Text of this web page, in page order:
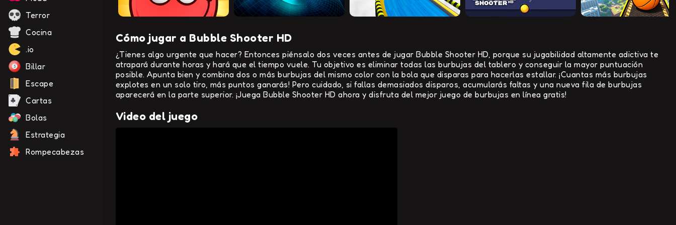
Terror
Cocina
.io
Billar
Escape
Cartas
Bolas
Estrategia
Rompecabezas
Cómo jugar a Bubble Shooter HD
¿Tienes algo urgente que hacer? Entonces piénsalo dos veces antes de jugar Bubble Shooter HD, porque su jugabilidad altamente adictiva te
atrapará durante horas y hará que el tiempo vuele. Tu objetivo es eliminar todas las burbujas del tablero y conseguir la mayor puntuación
posible. Apunta bien y combina dos o más burbujas del mismo color con la bola que disparas para hacerlas estallar. ¡Cuantas más burbujas
explotes en un solo tiro, más puntos ganarás! Pero cuidado, si fallas demasiados disparos, acumularás faltas y una nueva fila de burbujas
aparecerá en la parte superior. ¡Juega Bubble Shooter HD ahora y disfruta del mejor juego de burbujas en línea gratis!
Video del juego